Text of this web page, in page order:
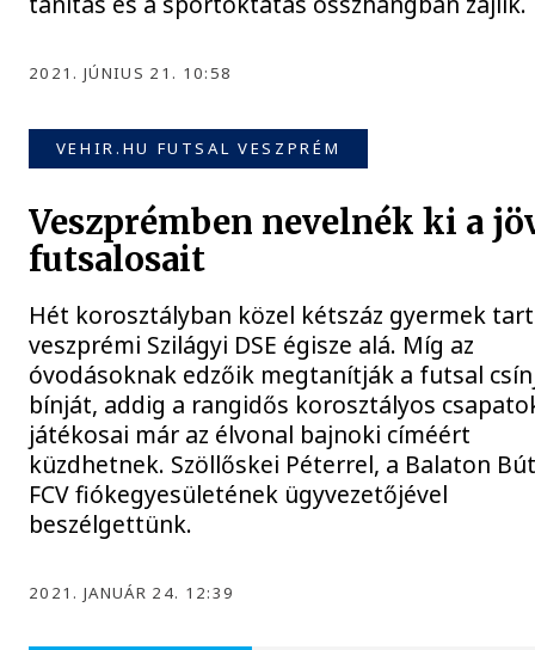
2021. JÚNIUS 21. 10:58
VEHIR.HU FUTSAL VESZPRÉM
Veszprémben nevelnék ki a
futsalosait
Hét korosztályban közel kétszáz gyermek
veszprémi Szilágyi DSE égisze alá. Míg az
óvodásoknak edzőik megtanítják a futsal
bínját, addig a rangidős korosztályos
játékosai már az élvonal bajnoki címéért
küzdhetnek. Szöllőskei Péterrel, a Balaton
FCV fiókegyesületének ügyvezetőjével
beszélgettünk.
2021. JANUÁR 24. 12:39